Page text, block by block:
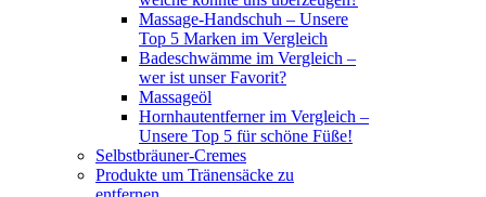
Massage-Handschuh – Unsere
Top 5 Marken im Vergleich
Badeschwämme im Vergleich –
wer ist unser Favorit?
Massageöl
Hornhautentferner im Vergleich –
Unsere Top 5 für schöne Füße!
Selbstbräuner-Cremes
Produkte um Tränensäcke zu